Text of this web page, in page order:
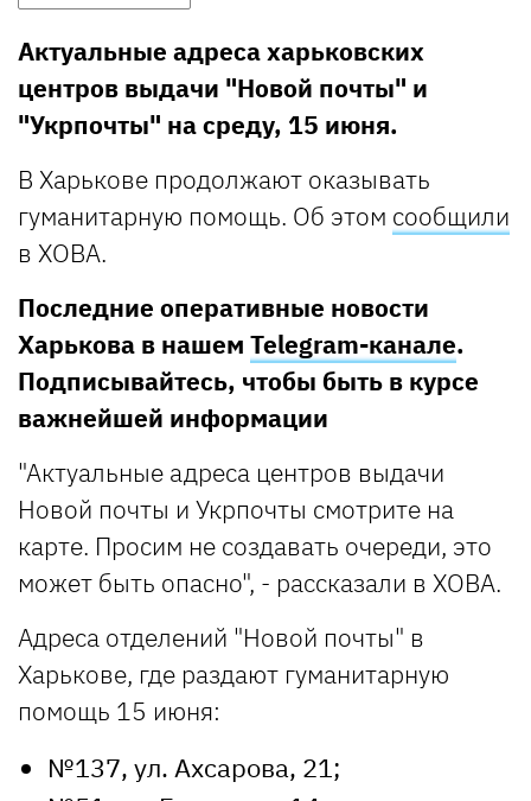
Актуальные адреса харьковских
центров выдачи "Новой почты" и
"Укрпочты" на среду, 15 июня.
В Харькове продолжают оказывать
гуманитарную помощь. Об этом сообщили
в ХОВА.
Последние оперативные новости
Харькова в нашем Telegram-канале.
Подписывайтесь, чтобы быть в курсе
важнейшей информации
"Актуальные адреса центров выдачи
Новой почты и Укрпочты смотрите на
карте. Просим не создавать очереди, это
может быть опасно", - рассказали в ХОВА.
Адреса отделений "Новой почты" в
Харькове, где раздают гуманитарную
помощь 15 июня:
№137, ул. Ахсарова, 21;